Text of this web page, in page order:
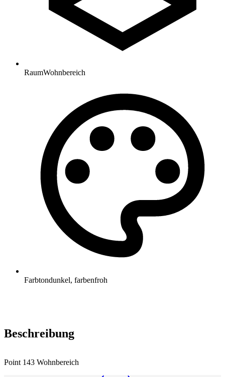
RaumWohnbereich
Farbtondunkel, farbenfroh
Beschreibung
Point 143 Wohnbereich